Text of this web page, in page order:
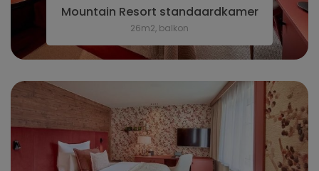
Mountain Resort standaardkamer
26m2, balkon